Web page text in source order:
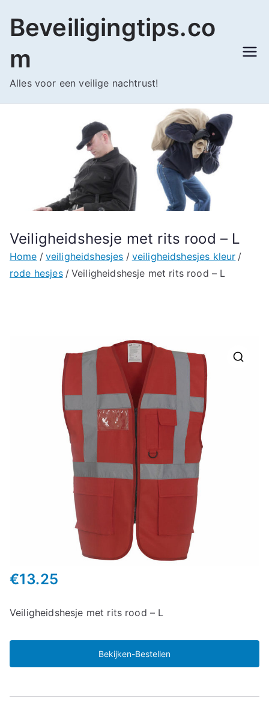
naar
inhoud
Beveiligingtips.co
m
Alles voor een veilige nachtrust!
Veiligheidshesje met rits rood – L
Home veiligheidshesjes
veiligheidshesjes kleur
rode hesjes
Veiligheidshesje met rits rood – L
€13.25
Veiligheidshesje met rits rood – L
Bekijken-Bestellen